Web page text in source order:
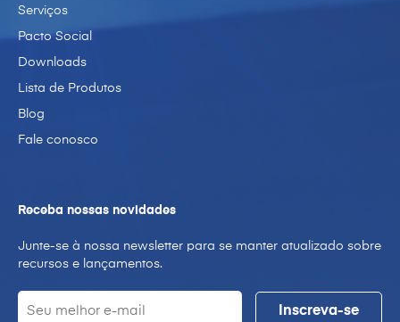
Serviços
Pacto Social
Downloads
Lista de Produtos
Blog
Fale conosco
Receba nossas novidades
Junte-se à nossa newsletter para se manter atualizado sobre
recursos e lançamentos.